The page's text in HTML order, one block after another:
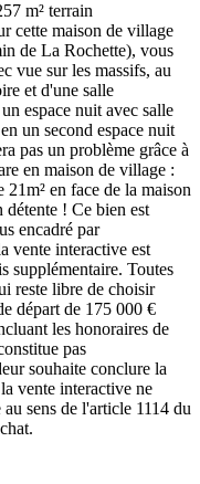
m² terrain
cette maison de village
de La Rochette), vous
vue sur les massifs, au
et d'une salle
espace nuit avec salle
un second espace nuit
pas un problème grâce à
en maison de village :
en face de la maison
! Ce bien est
encadré par
vente interactive est
supplémentaire. Toutes
reste libre de choisir
départ de 175 000 €
les honoraires de
pas
souhaite conclure la
vente interactive ne
sens de l'article 1114 du